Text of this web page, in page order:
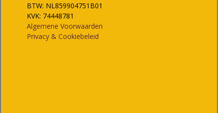
BTW: NL859904751B01
KVK: 74448781
Algemene Voorwaarden
Privacy & Cookiebeleid